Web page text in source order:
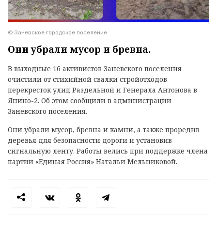
© Заневское городское поселение
Они убрали мусор и бревна.
В выходные 16 активистов Заневского поселения
очистили от стихийной свалки стройотходов
перекресток улиц Раздельной и Генерала Антонова в
Янино-2. Об этом сообщили в администрации
Заневского поселения.
Они убрали мусор, бревна и камни, а также проредив
деревья для безопасности дороги и установив
сигнальную ленту. Работы велись при поддержке члена
партии «Единая Россия» Натальи Мельниковой.